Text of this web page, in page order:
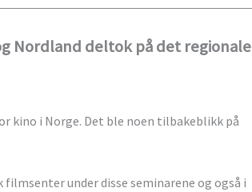
Nordland deltok på det regionale
kino i Norge. Det ble noen tilbakeblikk på
under disse seminarene og også i